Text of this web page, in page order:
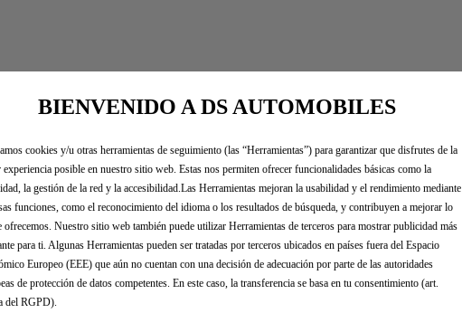
BIENVENIDO A DS AUTOMOBILES
cookies y/u otras herramientas de seguimiento (las “Herramientas”) para garantizar que disfrutes de la
experiencia posible en nuestro sitio web. Estas nos permiten ofrecer funcionalidades básicas como la
la gestión de la red y la accesibilidad.Las Herramientas mejoran la usabilidad y el rendimiento mediante
funciones, como el reconocimiento del idioma o los resultados de búsqueda, y contribuyen a mejorar lo
ofrecemos. Nuestro sitio web también puede utilizar Herramientas de terceros para mostrar publicidad más
para ti. Algunas Herramientas pueden ser tratadas por terceros ubicados en países fuera del Espacio
Europeo (EEE) que aún no cuentan con una decisión de adecuación por parte de las autoridades
de protección de datos competentes. En este caso, la transferencia se basa en tu consentimiento (art.
del RGPD).